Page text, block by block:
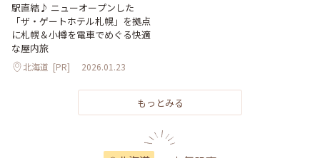
駅直結♪ ニューオープンした
「ザ・ゲートホテル札幌」を拠点
に札幌＆小樽を電車でめぐる快適
な屋内旅
北海道 [PR] 2026.01.23
もっとみる